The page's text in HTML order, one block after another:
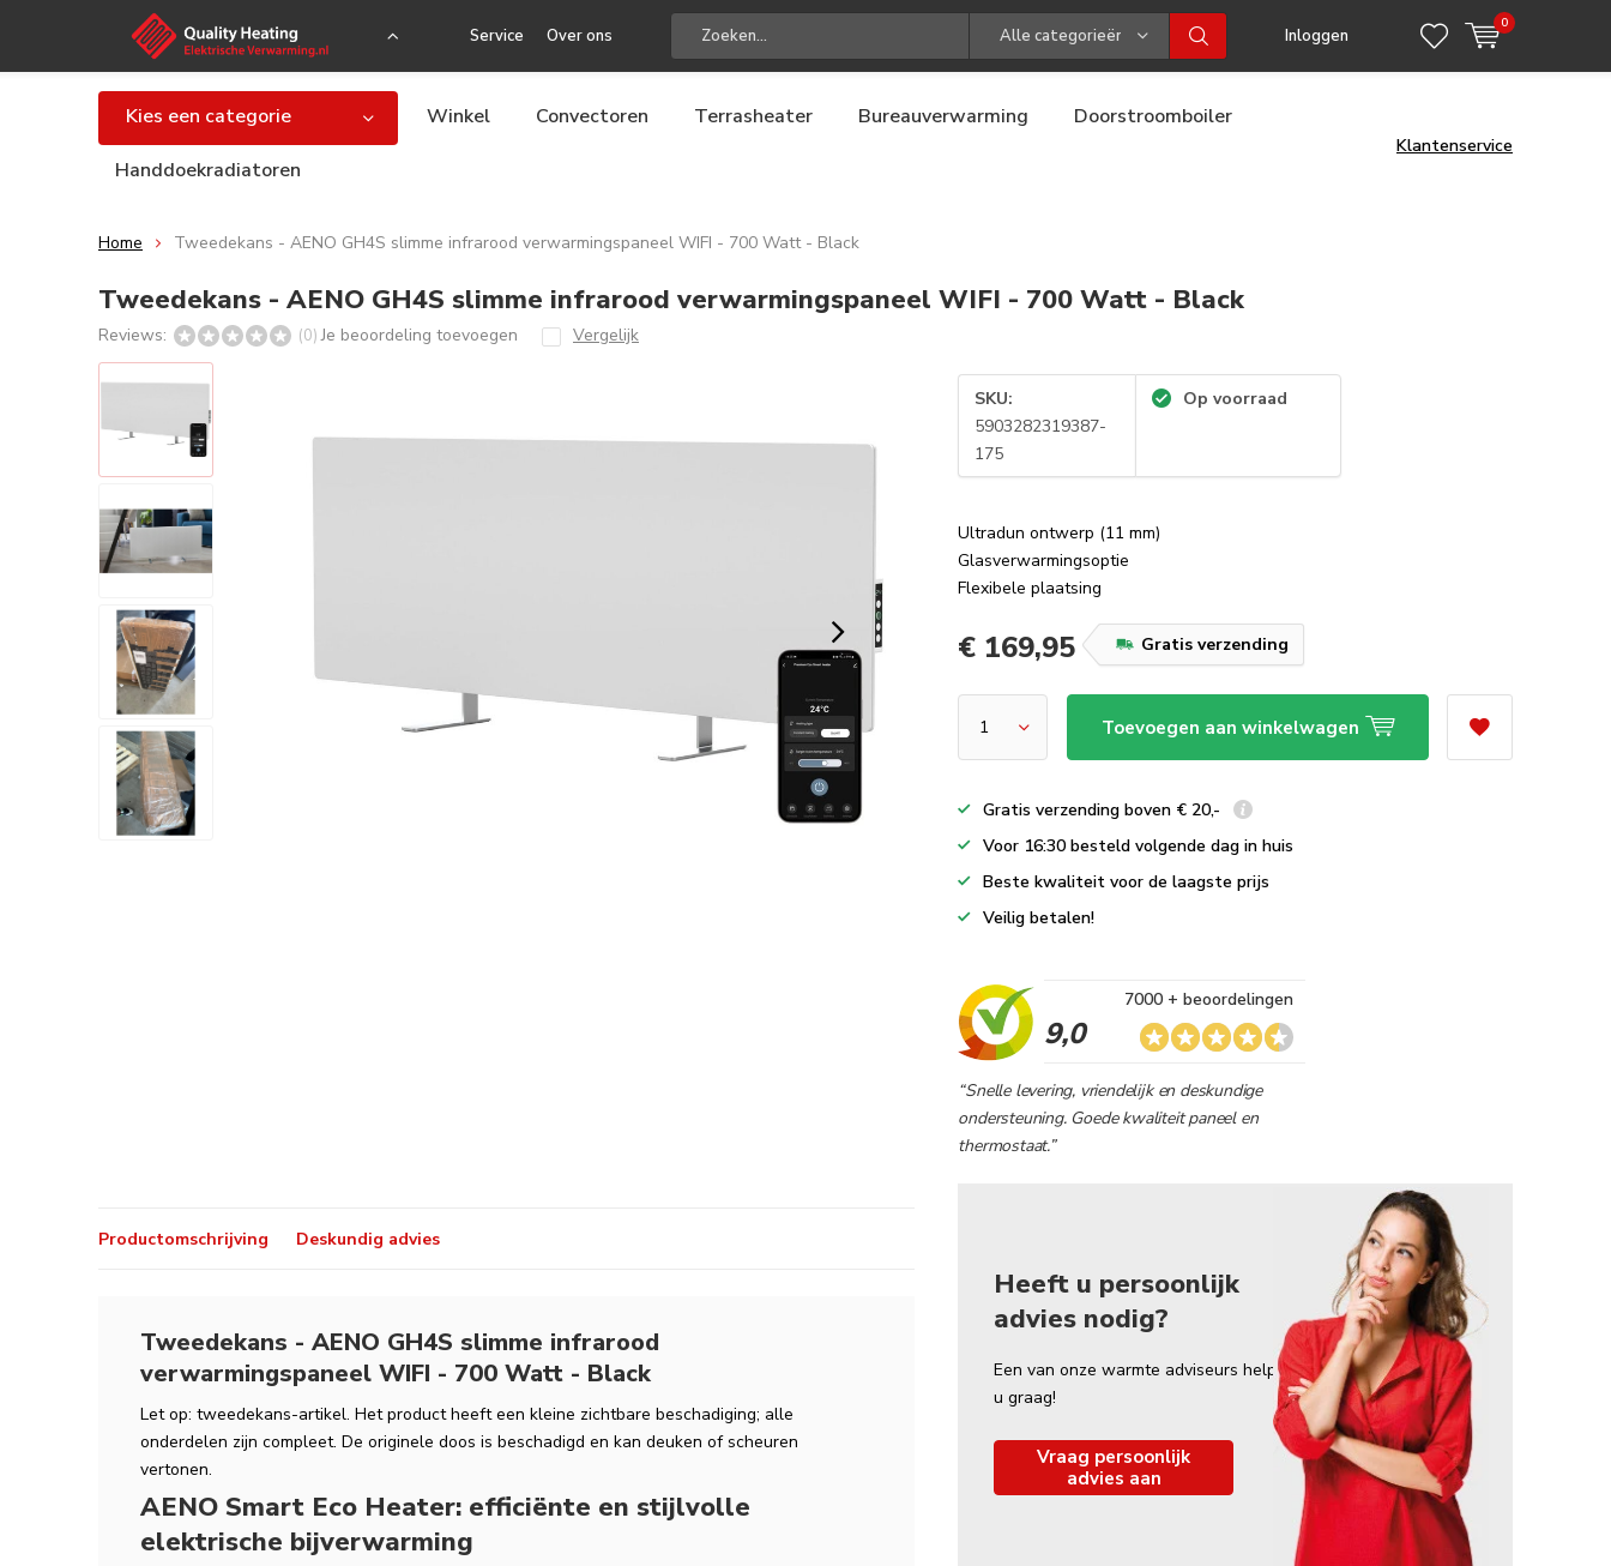
Service Over ons Alle categorieën Inloggen
0
Kies een categorie Winkel Convectoren Terrasheater Bureauverwarming Doorstroomboiler
Handdoekradiatoren
Klantenservice
Home Tweedekans - AENO GH4S slimme infrarood verwarmingspaneel WIFI - 700 Watt - Black
Tweedekans - AENO GH4S slimme infrarood verwarmingspaneel WIFI - 700 Watt - Black
Reviews: (0) Je beoordeling toevoegen Vergelijk
SKU:
5903282319387-
175
Op voorraad
Ultradun ontwerp (11 mm)
Glasverwarmingsoptie
Flexibele plaatsing
€ 169,95 Gratis verzending
Toevoegen aan winkelwagen
Gratis verzending boven € 20,-
Voor 16:30 besteld volgende dag in huis
Beste kwaliteit voor de laagste prijs
Veilig betalen!
9,0
7000 + beoordelingen
“Snelle levering, vriendelijk en deskundige
ondersteuning. Goede kwaliteit paneel en
thermostaat.”
Productomschrijving Deskundig advies
Tweedekans - AENO GH4S slimme infrarood
verwarmingspaneel WIFI - 700 Watt - Black
Let op: tweedekans-artikel. Het product heeft een kleine zichtbare beschadiging; alle
onderdelen zijn compleet. De originele doos is beschadigd en kan deuken of scheuren
vertonen.
AENO Smart Eco Heater: efficiënte en stijlvolle
elektrische bijverwarming
Heeft u persoonlijk
advies nodig?
Een van onze warmte adviseurs helpt
u graag!
Vraag persoonlijk
advies aan